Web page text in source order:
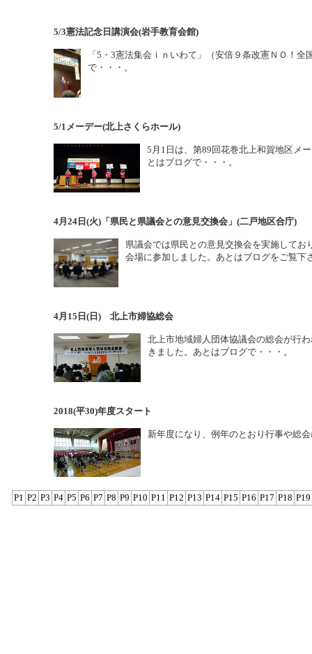
5/3憲法記念日講演会(岩手教育会館)
「5・3憲法集会ｉｎいわて」（安倍９条改憲ＮＯ！
で・・・。
5/1メーデー(北上さくらホール)
5月1日は、第89回花巻北上和賀地区メ
とはブログで・・・。
4月24日(火)「県民と県議会との意見交換会」(二戸地区合庁)
県議会では県民との意見交換会を実施して
会場に参加しました。あとはブログをご覧下
4月15日(日) 北上市婦協総会
北上市地域婦人団体協議会の総会が行
きました。あとはブログで・・・。
2018(平30)年度スタート
新年度になり、例年のとおり行事や総
P1 P2 P3 P4 P5 P6 P7 P8 P9 P10 P11 P12 P13 P14 P15 P16 P17 P18 P19